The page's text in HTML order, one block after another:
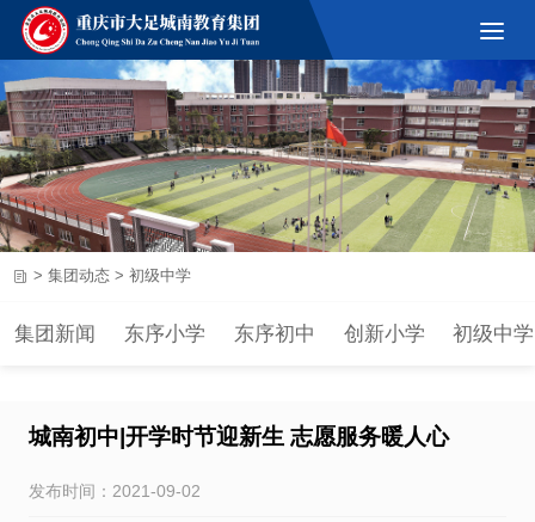
集团新闻 东序小学 东序初中 创新小学 初级中学
> 集团动态> 初级中学
城南初中|开学时节迎新生 志愿服务暖人心
发布时间：2021-09-02